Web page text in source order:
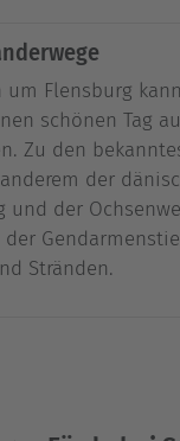
um Flensburg
schönen Tag
Zu den
der
und der
Stränden.